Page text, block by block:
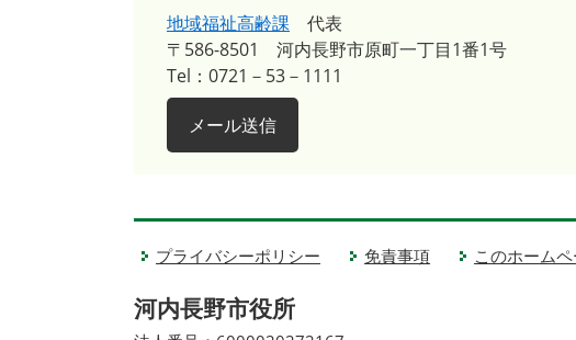
地域福祉高齢課
代表
〒586-8501
河内長野市原町一丁目1番1号
Tel：0721－53－1111
メール送信
プライバシーポリシー 免責事項 このホーム
河内長野市役所